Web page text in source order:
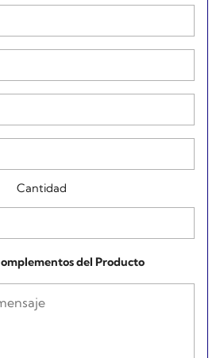
Cantidad
del Producto